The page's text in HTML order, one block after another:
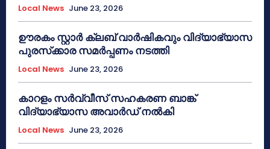
Local News June 23, 2026
ഊരകം സ്റ്റാർ ക്ലബ് വാർഷികവും വിദ്യാഭ്യാസ
പുരസ്‌ക്കാര സമർപ്പണം നടത്തി
Local News June 23, 2026
കാറളം സർവ്വീസ് സഹകരണ ബാങ്ക്
വിദ്യാഭ്യാസ അവാർഡ് നൽകി
Local News June 23, 2026